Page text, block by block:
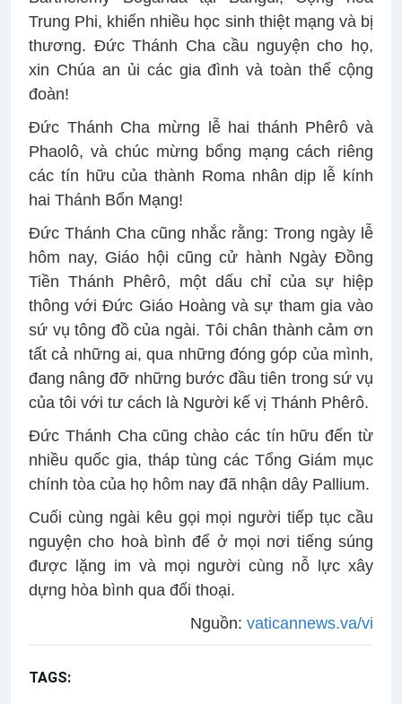
Trung Phi, khiến nhiều học sinh thiệt mạng và bị
thương. Đức Thánh Cha cầu nguyện cho họ,
xin Chúa an ủi các gia đình và toàn thể cộng
đoàn!
Đức Thánh Cha mừng lễ hai thánh Phêrô và
Phaolô, và chúc mừng bổng mạng cách riêng
các tín hữu của thành Roma nhân dịp lễ kính
hai Thánh Bổn Mạng!
Đức Thánh Cha cũng nhắc rằng: Trong ngày lễ
hôm nay, Giáo hội cũng cử hành Ngày Đồng
Tiền Thánh Phêrô, một dấu chỉ của sự hiệp
thông với Đức Giáo Hoàng và sự tham gia vào
sứ vụ tông đồ của ngài. Tôi chân thành cảm ơn
tất cả những ai, qua những đóng góp của mình,
đang nâng đỡ những bước đầu tiên trong sứ vụ
của tôi với tư cách là Người kế vị Thánh Phêrô.
Đức Thánh Cha cũng chào các tín hữu đến từ
nhiều quốc gia, tháp tùng các Tổng Giám mục
chính tòa của họ hôm nay đã nhận dây Pallium.
Cuối cùng ngài kêu gọi mọi người tiếp tục cầu
nguyện cho hoà bình để ở mọi nơi tiếng súng
được lặng im và mọi người cùng nỗ lực xây
dựng hòa bình qua đối thoại.
Nguồn: vaticannews.va/vi
TAGS: